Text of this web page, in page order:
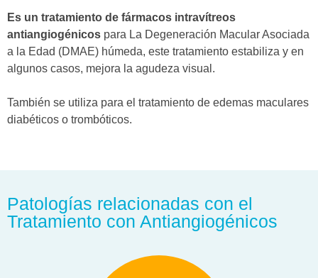
Es un tratamiento de fármacos intravítreos
antiangiogénicos para La Degeneración Macular Asociada
a la Edad (DMAE) húmeda, este tratamiento estabiliza y en
algunos casos, mejora la agudeza visual.
También se utiliza para el tratamiento de edemas maculares
diabéticos o trombóticos.
Patologías relacionadas con el
Tratamiento con Antiangiogénicos